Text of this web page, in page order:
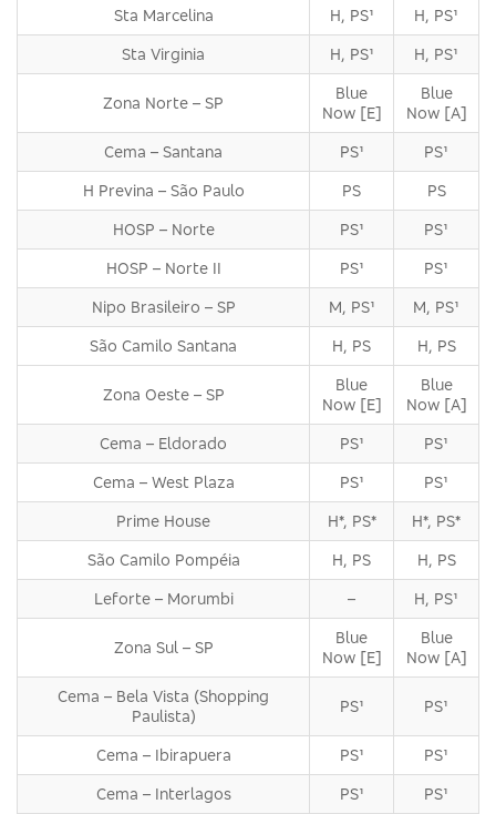
Sta Marcelina H, PS¹ H, PS¹
Sta Virginia H, PS¹ H, PS¹
Zona Norte – SP
Blue
Now [E]
Blue
Now [A]
Cema – Santana PS¹ PS¹
H Previna – São Paulo PS PS
HOSP – Norte PS¹ PS¹
HOSP – Norte II PS¹ PS¹
Nipo Brasileiro – SP M, PS¹ M, PS¹
São Camilo Santana H, PS H, PS
Zona Oeste – SP
Blue
Now [E]
Blue
Now [A]
Cema – Eldorado PS¹ PS¹
Cema – West Plaza PS¹ PS¹
Prime House H*, PS* H*, PS*
São Camilo Pompéia H, PS H, PS
Leforte – Morumbi – H, PS¹
Zona Sul – SP
Blue
Now [E]
Blue
Now [A]
Cema – Bela Vista (Shopping
Paulista)
PS¹ PS¹
Cema – Ibirapuera PS¹ PS¹
Cema – Interlagos PS¹ PS¹